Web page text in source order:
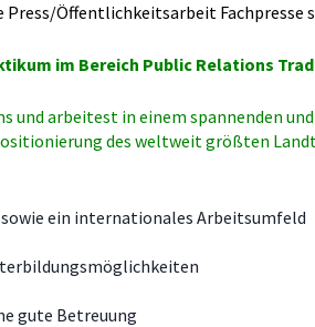
Press/Öffentlichkeitsarbeit Fachpresse
im Bereich Public Relations
und arbeitest in einem spannenden
des weltweit größten
ein internationales Arbeitsumfeld
gute Betreuung